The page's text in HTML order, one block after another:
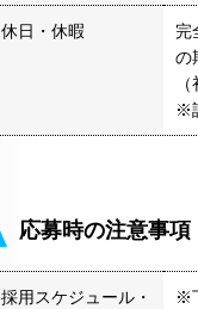
休日・休暇
完
の
※
応募時の注意事項
採用スケジュール・
※